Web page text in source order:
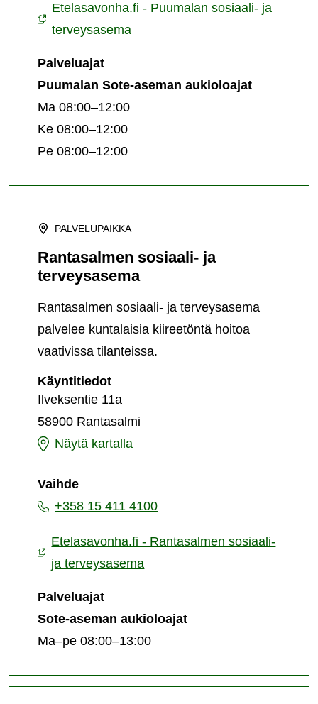
Etelasavonha.fi - Puumalan sosiaali- ja
terveysasema
Palveluajat
Puumalan Sote-aseman aukioloajat
Ma 08:00–12:00
Ke 08:00–12:00
Pe 08:00–12:00
PALVELUPAIKKA
Rantasalmen sosiaali- ja
terveysasema
Rantasalmen sosiaali- ja terveysasema
palvelee kuntalaisia kiireetöntä hoitoa
vaativissa tilanteissa.
KäyntitiedotRantasalmen
sosiaali-
terveysasema
Ilveksentie 11a
58900 Rantasalmi
Näytä kartalla
Rantasalmen
ja
terveysasema
Vaihde
+358 15 411 4100
Etelasavonha.fi - Rantasalmen sosiaali-
ja terveysasema
Palveluajat
Sote-aseman aukioloajat
Ma–pe 08:00–13:00